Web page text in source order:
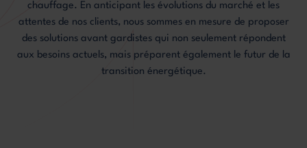
chauffage. En anticipant les évolutions du marché et les
attentes de nos clients, nous sommes en mesure de proposer
des solutions avant gardistes qui non seulement répondent
aux besoins actuels, mais préparent également le futur de la
transition énergétique.